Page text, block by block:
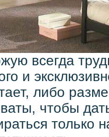
всегда
и
либо
чтобы
только